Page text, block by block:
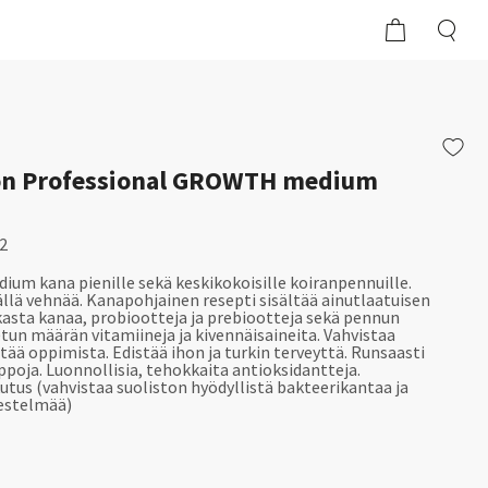
Professional GROWTH medium
kana pienille sekä keskikokoisille koiranpennuille.
vehnää. Kanapohjainen resepti sisältää ainutlaatuisen
kanaa, probiootteja ja prebiootteja sekä pennun
määrän vitamiineja ja kivennäisaineita. Vahvistaa
oppimista. Edistää ihon ja turkin terveyttä. Runsaasti
Luonnollisia, tehokkaita antioksidantteja.
(vahvistaa suoliston hyödyllistä bakteerikantaa ja